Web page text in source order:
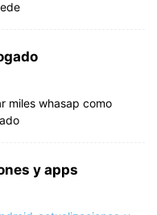
miles whasap como
y apps